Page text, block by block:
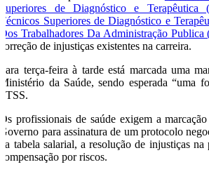
Superiores de Diagnóstico e Terapêutica
Técnicos Superiores de Diagnóstico e
Dos Trabalhadores Da Administração Publica
correção de injustiças existentes na carreira.
Para terça-feira à tarde está marcada uma
Ministério da Saúde, sendo esperada “uma
STSS.
Os profissionais de saúde exigem a
Governo para assinatura de um protocolo
da tabela salarial, a resolução de injustiças na
compensação por riscos.